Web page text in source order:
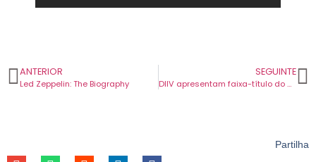
ANTERIOR
Led Zeppelin: The Biography
SEGUINTE
DIIV apresentam faixa-título do seu próximo disco. Álbum chega em maio.
Partilha